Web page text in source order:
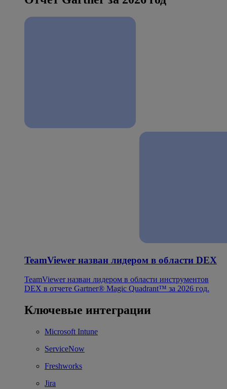
TeamViewer назван лидером в области DEX
TeamViewer назван лидером в области инструментов
DEX в отчете Gartner® Magic Quadrant™ за 2026 год.
Ключевые интеграции
Microsoft Intune
ServiceNow
Freshworks
Jira